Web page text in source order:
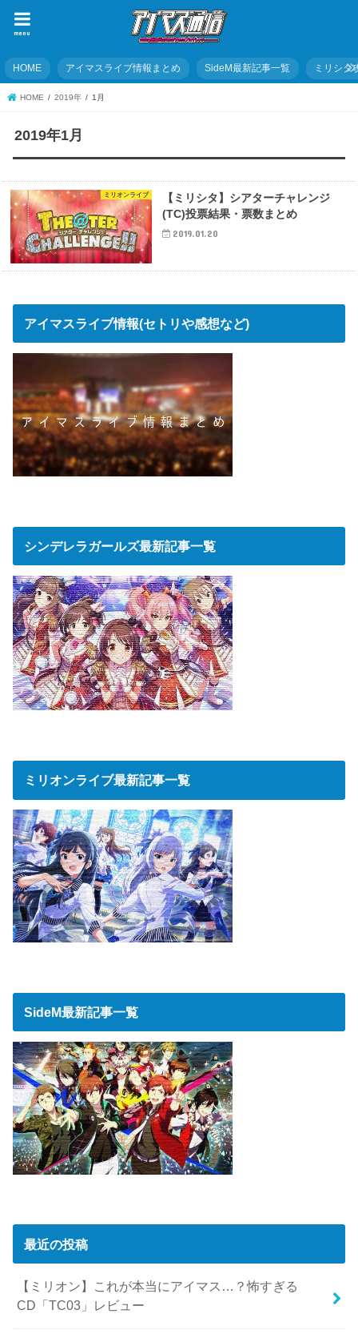
menu
HOME アイマスライブ情報まとめ SideM最新記事一覧 ミリシタ
HOME 2019年 1月
2019年1月
ミリオンライブ
【ミリシタ】シアターチャレンジ
(TC)投票結果・票数まとめ
2019.01.20
アイマスライブ情報(セトリや感想など)
シンデレラガールズ最新記事一覧
ミリオンライブ最新記事一覧
SideM最新記事一覧
最近の投稿
【ミリオン】これが本当にアイマス…？怖すぎる
CD「TC03」レビュー